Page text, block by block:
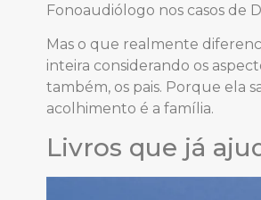
Fonoaudiólogo nos casos de
Mas o que realmente
inteira considerando os
também, os pais. Porque ela
acolhimento é a família.
Livros que já